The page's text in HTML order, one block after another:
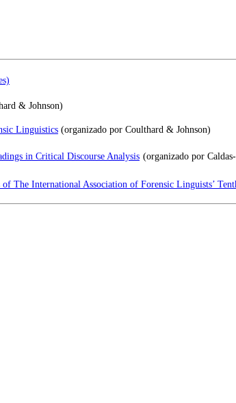
& Johnson)
Linguistics (organizado por Coulthard & Johnson)
in Critical Discourse Analysis (organizado por
of The International Association of Forensic Linguists’